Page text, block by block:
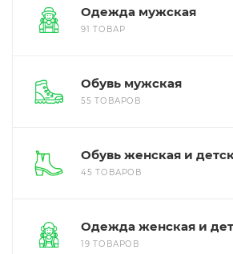
Одежда мужская
91 ТОВАР
Обувь мужская
55 ТОВАРОВ
Обувь женская и
45 ТОВАРОВ
Одежда женская и
19 ТОВАРОВ